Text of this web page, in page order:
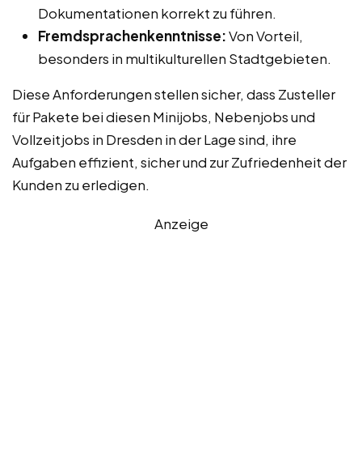
Dokumentationen korrekt zu führen.
Fremdsprachenkenntnisse:Von Vorteil,
besonders in multikulturellen Stadtgebieten.
Diese Anforderungen stellen sicher, dass Zusteller
für Pakete bei diesen Minijobs, Nebenjobs und
Vollzeitjobs in Dresden in der Lage sind, ihre
Aufgaben effizient, sicher und zur Zufriedenheit der
Kunden zu erledigen.
Anzeige